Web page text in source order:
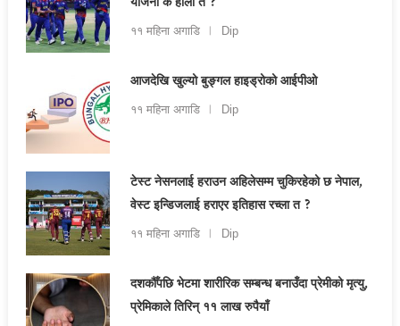
११ महिना अगाडि Dip
आजदेखि खुल्यो बुङ्गल हाइड्रोको आईपीओ
११ महिना अगाडि Dip
टेस्ट नेसनलाई हराउन अहिलेसम्म चुकिरहेको छ नेपाल,
वेस्ट इन्डिजलाई हराएर इतिहास रच्ला त ?
११ महिना अगाडि Dip
दशकौँपछि भेटमा शारीरिक सम्बन्ध बनाउँदा प्रेमीको मृत्यु,
प्रेमिकाले तिरिन् ११ लाख रुपैयाँ